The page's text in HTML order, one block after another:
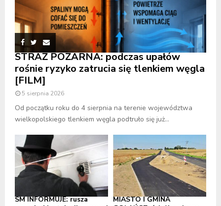
STRAŻ POŻARNA: podczas upałów
rośnie ryzyko zatrucia się tlenkiem węgla
[FILM]
5 sierpnia 2026
Od początku roku do 4 sierpnia na terenie województwa
wielkopolskiego tlenkiem węgla podtruło się już...
SM INFORMUJE: rusza
MIASTO I GMINA